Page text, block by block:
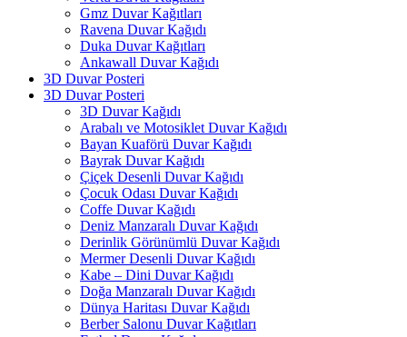
Gmz Duvar Kağıtları
Ravena Duvar Kağıdı
Duka Duvar Kağıtları
Ankawall Duvar Kağıdı
3D Duvar Posteri
3D Duvar Posteri
3D Duvar Kağıdı
Arabalı ve Motosiklet Duvar Kağıdı
Bayan Kuaförü Duvar Kağıdı
Bayrak Duvar Kağıdı
Çiçek Desenli Duvar Kağıdı
Çocuk Odası Duvar Kağıdı
Coffe Duvar Kağıdı
Deniz Manzaralı Duvar Kağıdı
Derinlik Görünümlü Duvar Kağıdı
Mermer Desenli Duvar Kağıdı
Kabe – Dini Duvar Kağıdı
Doğa Manzaralı Duvar Kağıdı
Dünya Haritası Duvar Kağıdı
Berber Salonu Duvar Kağıtları